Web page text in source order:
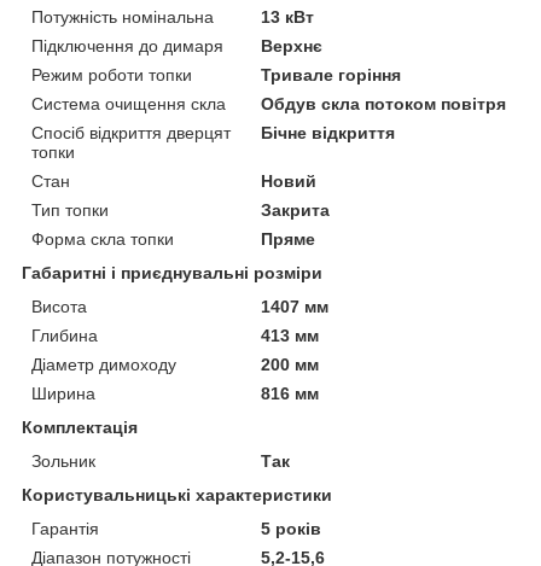
Потужність номінальна
13 кВт
Підключення до димаря
Верхнє
Режим роботи топки
Тривале горіння
Система очищення скла
Обдув скла потоком повітря
Спосіб відкриття дверцят
топки
Бічне відкриття
Стан
Новий
Тип топки
Закрита
Форма скла топки
Пряме
Габаритні і приєднувальні розміри
Висота
1407 мм
Глибина
413 мм
Діаметр димоходу
200 мм
Ширина
816 мм
Комплектація
Зольник
Так
Користувальницькі характеристики
Гарантія
5 років
Діапазон потужності
5,2-15,6